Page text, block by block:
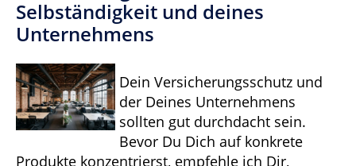
Selbständigkeit und deines
Unternehmens
Dein Versicherungsschutz und
der Deines Unternehmens
sollten gut durchdacht sein.
Bevor Du Dich auf konkrete
Produkte konzentrierst, empfehle ich Dir,